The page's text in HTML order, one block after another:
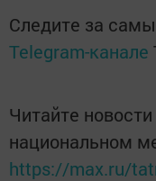
Следите за
Telegram-канале
Читайте
национальном
https://max.ru/